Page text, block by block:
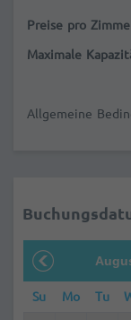
Preise pro
Maximale
Allgemeine
Su Mo Tu